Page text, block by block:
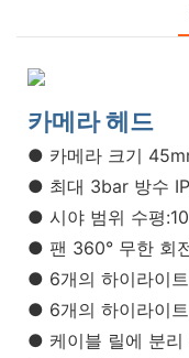
카메라 헤드
● 카메라 크기
● 최대 3bar 방수
● 시야 범위 수평
● 팬 360° 무한 회
● 6개의 하이라이
● 6개의 하이라이
● 케이블 릴에 분리